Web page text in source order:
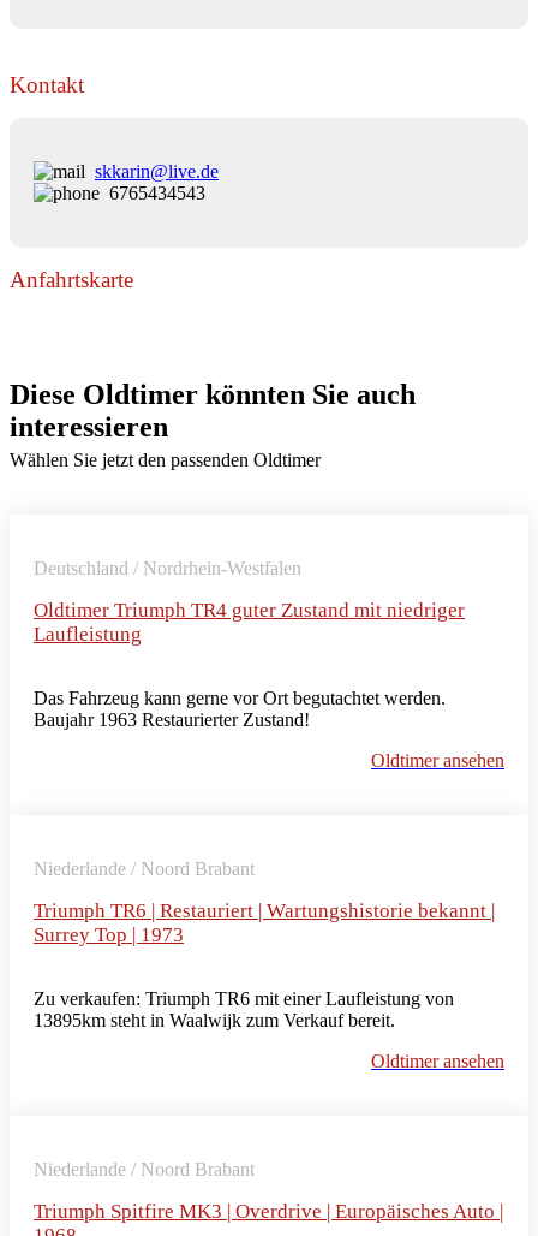
Kontakt
skkarin@live.de
6765434543
Anfahrtskarte
Diese Oldtimer könnten Sie auch
interessieren
Wählen Sie jetzt den passenden Oldtimer
Deutschland / Nordrhein-Westfalen
Oldtimer Triumph TR4 guter Zustand mit niedriger
Laufleistung
Das Fahrzeug kann gerne vor Ort begutachtet werden.
Baujahr 1963 Restaurierter Zustand!
Oldtimer ansehen
Niederlande / Noord Brabant
Triumph TR6 | Restauriert | Wartungshistorie bekannt |
Surrey Top | 1973
Zu verkaufen: Triumph TR6 mit einer Laufleistung von
13895km steht in Waalwijk zum Verkauf bereit.
Oldtimer ansehen
Niederlande / Noord Brabant
Triumph Spitfire MK3 | Overdrive | Europäisches Auto |